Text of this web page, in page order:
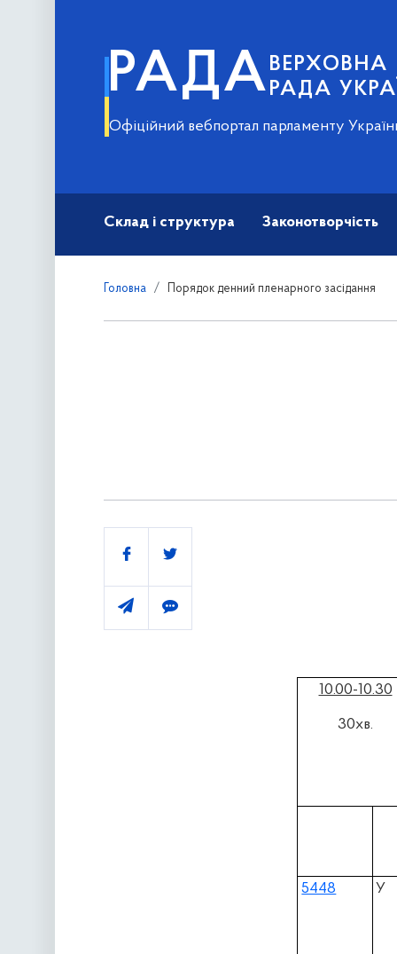
РАДА ВЕРХОВНА
РАДА
Офіційний вебпортал парламенту
Склад і структура Законотворчість
Головна Порядок денний пленарного засідання
10.00-10.30
30хв.
5448 У
Поділитись